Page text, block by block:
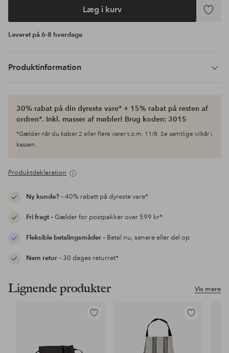
Læg i kurv
Tilføj
Leveret på 6-8 hverdage
Produktinformation
30% rabat på din dyreste vare* + 15% rabat på resten af
ordren*. Inkl. masser af møbler! Brug koden: 3015
*Gælder når du køber 2 eller flere varer t.o.m. 11/8. Se samtlige vilkår i
kassen.
Produktdeklaration
Ny kunde?– 40% rabatt på dyreste vare*
Fri fragt– Gælder for postpakker over 599 kr*
Fleksible betalingsmåder– Betal nu, senere eller del op
Nem retur– 30 dages returret*
Vis mere
Lignende produkter
Tilføj
Tilføj